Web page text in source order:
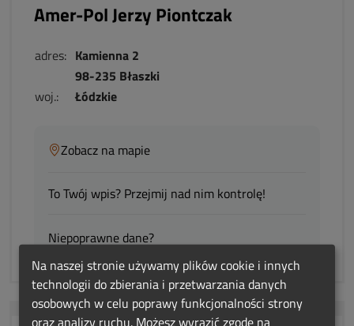
Amer-Pol Jerzy Piontczak
adres: Kamienna 2
98-235 Błaszki
woj.:
Łódzkie
Zobacz na mapie
To Twój wpis? Przejmij nad nim kontrolę!
Niepoprawne dane?
Na naszej stronie używamy plików cookie i innych
technologii do zbierania i przetwarzania danych
osobowych w celu poprawy funkcjonalności strony
oraz analizy ruchu. Możesz wyrazić zgodę na